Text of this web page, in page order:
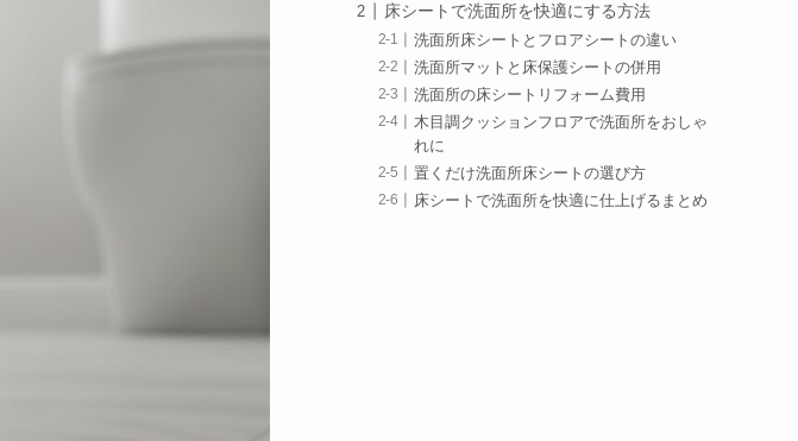
床シートで洗面所を快適にする方法
洗面所床シートとフロアシートの違い
洗面所マットと床保護シートの併用
洗面所の床シートリフォーム費用
木目調クッションフロアで洗面所をおしゃ
れに
置くだけ洗面所床シートの選び方
床シートで洗面所を快適に仕上げるまとめ